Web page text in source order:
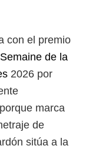
con el premio
Semaine de la
2026 por
marca
de
sitúa a la